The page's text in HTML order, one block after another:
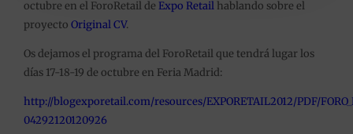
octubre en el ForoRetail de Expo Retailhablando sobre el
proyecto Original CV.
Os dejamos el programa del ForoRetail que tendrá lugar los
días 17-18-19 de octubre en Feria Madrid:
http://blogexporetail.com/resources/EXPORETAIL2012/PDF/
04292120120926